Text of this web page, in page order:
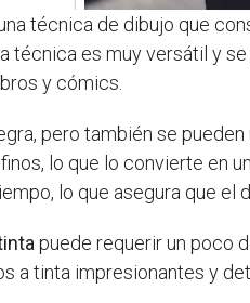
técnica de dibujo que
técnica es muy versátil y
y cómics.
pero también se
lo que lo convierte en
lo que asegura que el
puede requerir un poco
a tinta impresionantes y